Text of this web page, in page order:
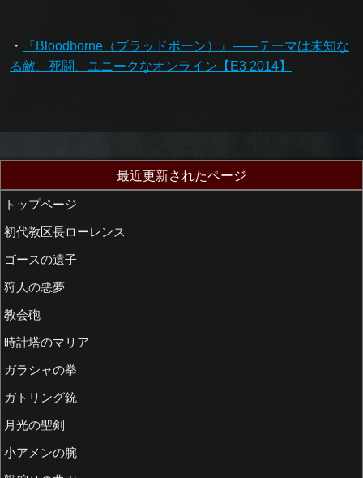
・
『Bloodborne（ブラッドボーン）』――テーマは未知な
る敵、死闘、ユニークなオンライン【E3 2014】
最近更新されたページ
トップページ
初代教区長ローレンス
ゴースの遺子
狩人の悪夢
教会砲
時計塔のマリア
ガラシャの拳
ガトリング銃
月光の聖剣
小アメンの腕